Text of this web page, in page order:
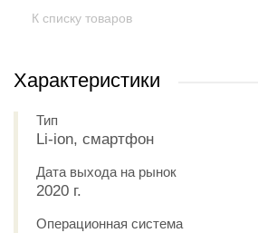
К списку товаров
Характеристики
Тип
Li-ion, смартфон
Дата выхода на рынок
2020 г.
Операционная система